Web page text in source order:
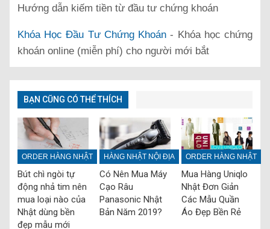
Hướng dẫn kiếm tiền từ đầu tư chứng khoán
Khóa Học Đầu Tư Chứng Khoán - Khóa học chứng
khoán online (miễn phí) cho người mới bắt
BẠN CŨNG CÓ THỂ THÍCH
ORDER HÀNG NHẬT
Bút chì ngòi tự
động nhả tim nên
mua loại nào của
Nhật dùng bền
đẹp mẫu mới
HÀNG NHẬT NỘI ĐỊA
Có Nên Mua Máy
Cạo Râu
Panasonic Nhật
Bản Năm 2019?
ORDER HÀNG NHẬT
Mua Hàng Uniqlo
Nhật Đơn Giản
Các Mẫu Quần
Áo Đẹp Bền Rẻ